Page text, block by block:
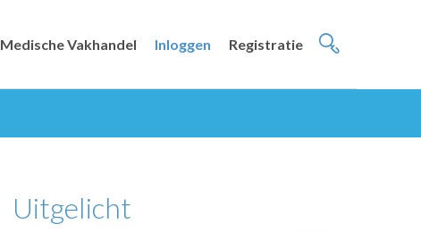
Medische Vakhandel Inloggen Registratie
Uitgelicht